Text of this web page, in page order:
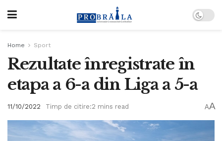
Home Sport
Rezultate înregistrate în
etapa a 6-a din Liga a 5-a
11/10/2022 Timp de citire:2 mins read AA